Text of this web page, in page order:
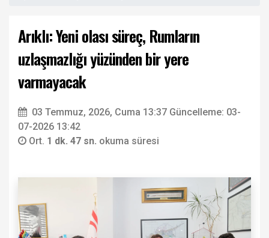
Arıklı: Yeni olası süreç, Rumların
uzlaşmazlığı yüzünden bir yere
varmayacak
03 Temmuz, 2026, Cuma 13:37 Güncelleme: 03-
07-2026 13:42
Ort. 1 dk. 47 sn. okuma süresi